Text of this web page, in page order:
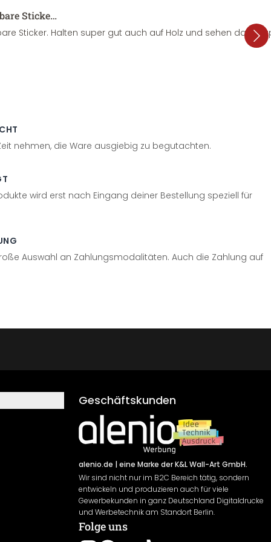
Sticke…
Sticker. Halten super gut auch auf Holz und sehen dazu
nehmen, die Ware ausgiebig zu begutachten.
wird erst nach Eingang deiner Bestellung speziell für
Auswahl an Zahlungsmodalitäten. Auch die Zahlung auf
Geschäftskunden
alenio.de | eine Marke der K&L Wall-Art GmbH.
Wir sind nicht nur im B2C Bereich tätig, sondern
entwickeln und produzieren auch für viele
Gewerbekunden in ganz Deutschland Digitaldrucke
und Werbetechnik am Standort Berlin.
Folge uns